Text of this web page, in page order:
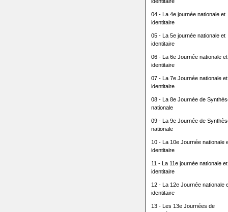
04 - La 4e journée nationale et
identitaire
05 - La 5e journée nationale et
identitaire
06 - La 6e Journée nationale et
identitaire
07 - La 7e Journée nationale et
identitaire
08 - La 8e Journée de
nationale
09 - La 9e Journée de
nationale
10 - La 10e Journée nationale
identitaire
11 - La 11e journée nationale et
identitaire
12 - La 12e Journée nationale
identitaire
13 - Les 13e Journées de